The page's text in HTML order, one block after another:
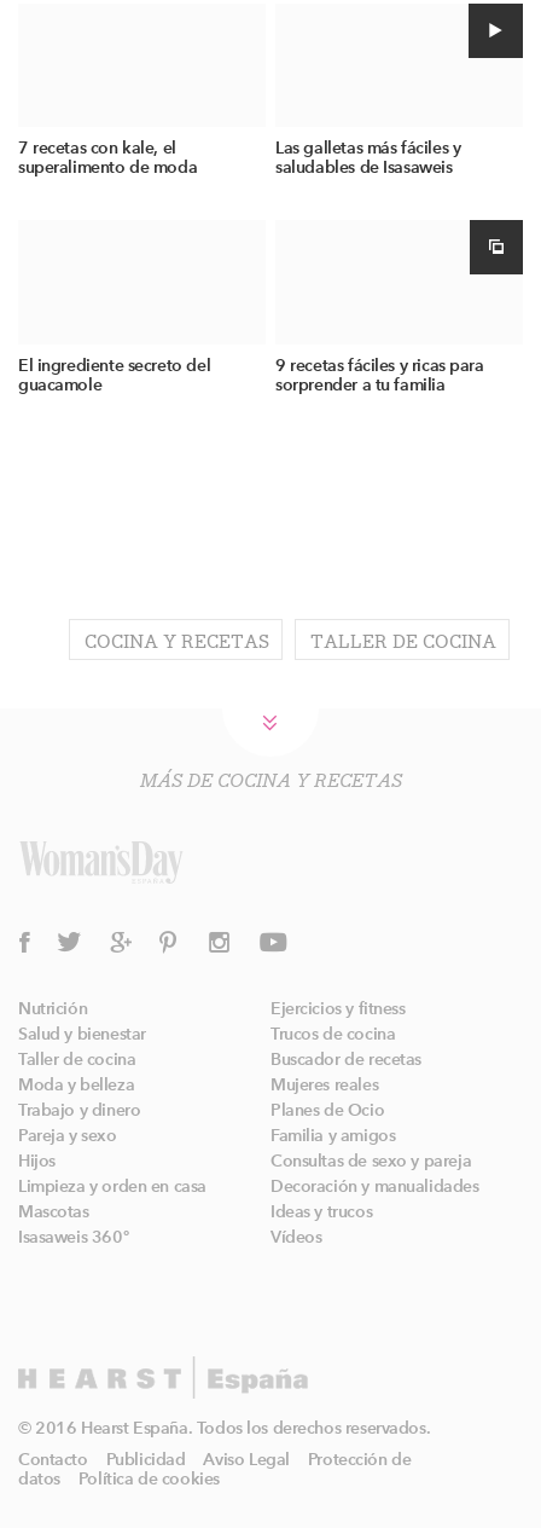
7 recetas con kale, el
superalimento de moda
Las galletas más fáciles y
saludables de Isasaweis
El ingrediente secreto del
guacamole
9 recetas fáciles y ricas para
sorprender a tu familia
COCINA Y RECETAS TALLER DE COCINA
MÁS DE COCINA Y RECETAS
Nutrición
Ejercicios y fitness
Salud y bienestar
Trucos de cocina
Taller de cocina
Buscador de recetas
Moda y belleza
Mujeres reales
Trabajo y dinero
Planes de Ocio
Pareja y sexo
Familia y amigos
Hijos
Consultas de sexo y pareja
Limpieza y orden en casa
Decoración y manualidades
Mascotas
Ideas y trucos
Isasaweis 360º
Vídeos
© 2016 Hearst España. Todos los derechos reservados.
Contacto
Publicidad Aviso Legal
Protección de
datos
Política de cookies